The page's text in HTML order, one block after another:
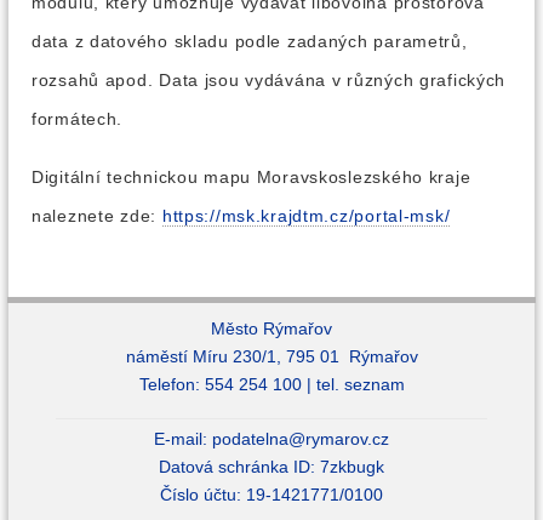
data z datového skladu podle zadaných parametrů,
rozsahů apod. Data jsou vydávána v různých grafických
formátech.
Digitální technickou mapu Moravskoslezského kraje
naleznete zde: https://msk.krajdtm.cz/portal-msk/
Město Rýmařov
náměstí Míru 230/1, 795 01 Rýmařov
Telefon: 554 254 100 | tel. seznam
E-mail: podatelna@rymarov.cz
Datová schránka ID: 7zkbugk
Číslo účtu: 19-1421771/0100